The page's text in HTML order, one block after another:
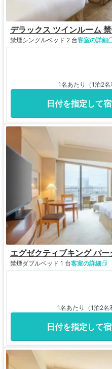
デラックス ツインルーム
禁煙シングルベッド 2 台客室の詳細
1名あたり（1泊2名
日付を指定して
エグゼクティブキング パ
禁煙ダブルベッド 1 台客室の詳細
1名あたり（1泊2名
日付を指定して